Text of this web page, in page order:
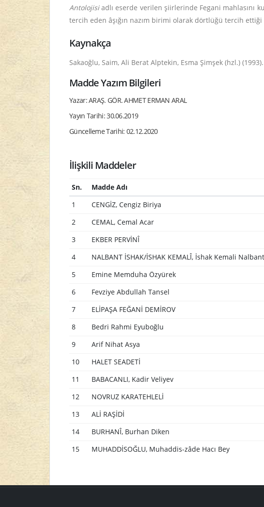
Antolojisiadlı eserde verilen şiirlerinde Fegani mahlasını
tercih eden âşığın nazım birimi olarak dörtlüğü tercih
Kaynakça
Sakaoğlu, Saim, Ali Berat Alptekin, Esma Şimşek (hzl.) (1993).
Madde Yazım Bilgileri
Yazar: ARAŞ. GÖR. AHMET ERMAN ARAL
Yayın Tarihi: 30.06.2019
Güncelleme Tarihi: 02.12.2020
İlişkili Maddeler
Sn. Madde Adı
1
CENGİZ, Cengiz Biriya
2 CEMAL, Cemal Acar
3 EKBER PERVİNÎ
4 NALBANT İSHAK/İSHAK KEMALÎ, İshak Kemali Nalbant
5 Emine Memduha Özyürek
6 Fevziye Abdullah Tansel
7 ELİPAŞA FEĞANİ DEMİROV
8 Bedri Rahmi Eyuboğlu
9 Arif Nihat Asya
10 HALET SEADETİ
11 BABACANLI, Kadir Veliyev
12 NOVRUZ KARATEHLELİ
13 ALİ RAŞİDİ
14 BURHANÎ, Burhan Diken
15 MUHADDİSOĞLU, Muhaddis-zâde Hacı Bey